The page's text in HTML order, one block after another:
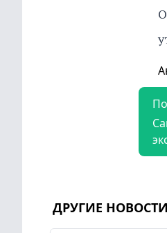
ДРУГИЕ НОВОСТИ